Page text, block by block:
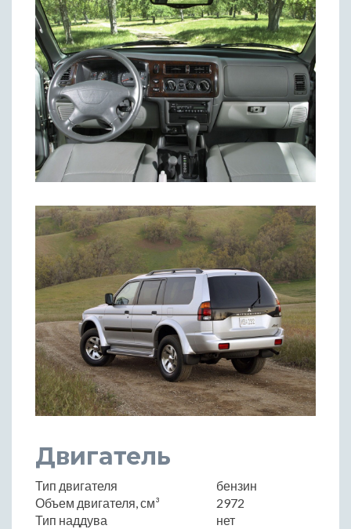
Двигатель
Тип двигателя
бензин
Объем двигателя, см³
2972
Тип наддува
нет